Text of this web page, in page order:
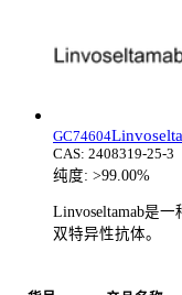
GC74604
CAS: 2408319-25-3
纯度: >99.00%
Linvoseltamab是
双特异性抗体。